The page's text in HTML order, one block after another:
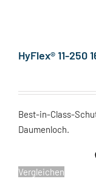
HyFlex® 11-250
Best-in-Class-
Daumenloch.
Vergleichen